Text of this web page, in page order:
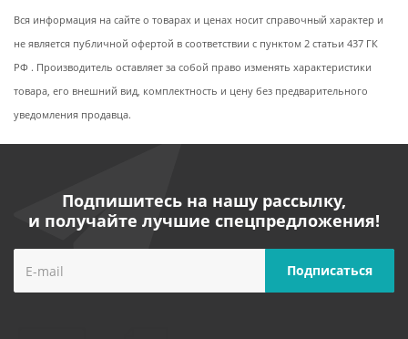
Вся информация на сайте о товарах и ценах носит справочный характер и
не является публичной офертой в соответствии с пунктом 2 статьи 437 ГК
РФ . Производитель оставляет за собой право изменять характеристики
товара, его внешний вид, комплектность и цену без предварительного
уведомления продавца.
Подпишитесь на нашу рассылку,
и получайте лучшие спецпредложения!